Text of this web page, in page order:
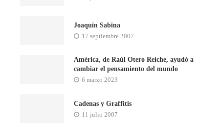
Joaquín Sabina
17 septiembre 2007
América, de Raúl Otero Reiche, ayudó a
cambiar el pensamiento del mundo
6 marzo 2023
Cadenas y Graffitis
11 julio 2007